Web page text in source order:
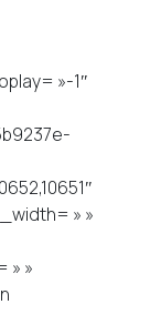
»-1″
» »
» »